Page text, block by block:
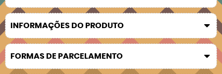
INFORMAÇÕES DO PRODUTO
FORMAS DE PARCELAMENTO